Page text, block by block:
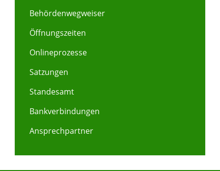
Behördenwegweiser
Öffnungszeiten
Onlineprozesse
Satzungen
Standesamt
Bankverbindungen
Ansprechpartner